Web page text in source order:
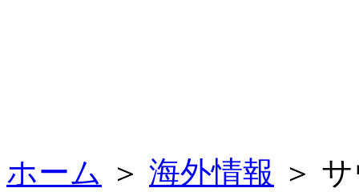
ホーム ＞ 海外情報 ＞